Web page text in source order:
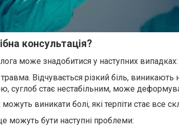
консультація?
може знадобитися у наступних випадках:
травма. Відчувається різкий біль,
суглоб стає нестабільним, може
виникати болі, які терпіти стає все
можуть бути наступні проблеми: